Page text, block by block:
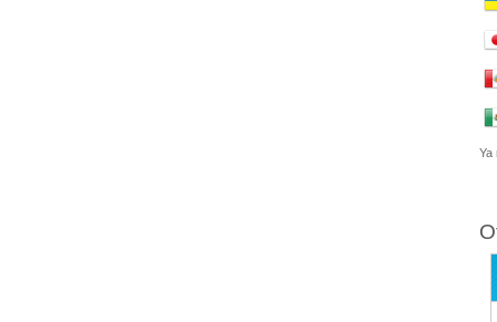
Ya